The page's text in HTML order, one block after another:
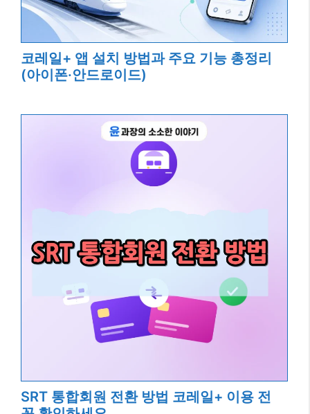
코레일+ 앱 설치 방법과 주요 기능 총정리
(아이폰·안드로이드)
SRT 통합회원 전환 방법 코레일+ 이용 전